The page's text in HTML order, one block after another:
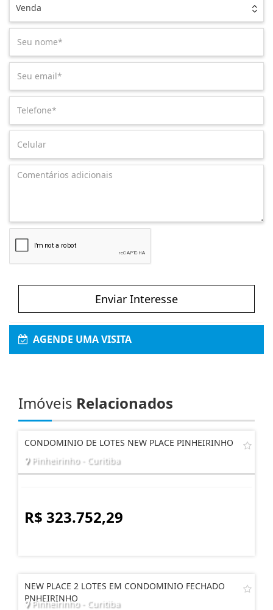
Venda
Enviar Interesse
AGENDE UMA VISITA
Imóveis Relacionados
CONDOMINIO DE LOTES NEW PLACE PINHEIRINHO
Pinheirinho - Curitiba
R$ 323.752,29
NEW PLACE 2 LOTES EM CONDOMINIO FECHADO
PNHEIRINHO
Pinheirinho - Curitiba